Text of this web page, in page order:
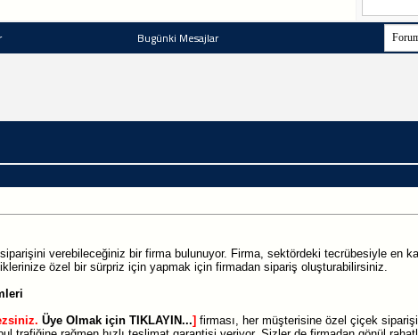
Bugünki Mesajlar
verebileceğiniz bir firma bulunuyor. Firma, sektördeki tecrübesiyle en
özel bir sürpriz için yapmak için firmadan sipariş oluşturabilirsiniz.
Üye Olmak için TIKLAYIN...] firması, her müşterisine özel çiçek